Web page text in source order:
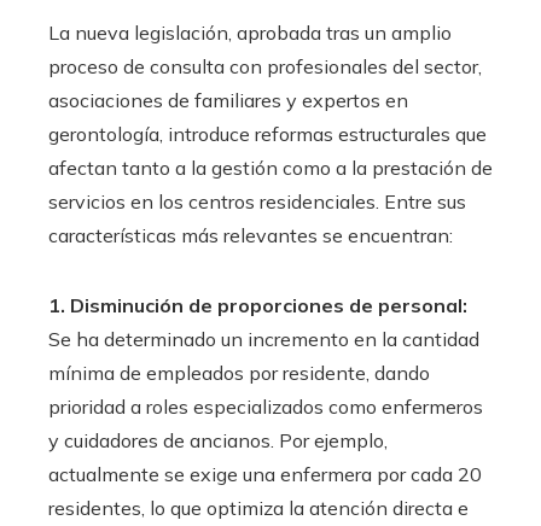
La nueva legislación, aprobada tras un amplio
proceso de consulta con profesionales del sector,
asociaciones de familiares y expertos en
gerontología, introduce reformas estructurales que
afectan tanto a la gestión como a la prestación de
servicios en los centros residenciales. Entre sus
características más relevantes se encuentran:
1. Disminución de proporciones de personal:
Se ha determinado un incremento en la cantidad
mínima de empleados por residente, dando
prioridad a roles especializados como enfermeros
y cuidadores de ancianos. Por ejemplo,
actualmente se exige una enfermera por cada 20
residentes, lo que optimiza la atención directa e